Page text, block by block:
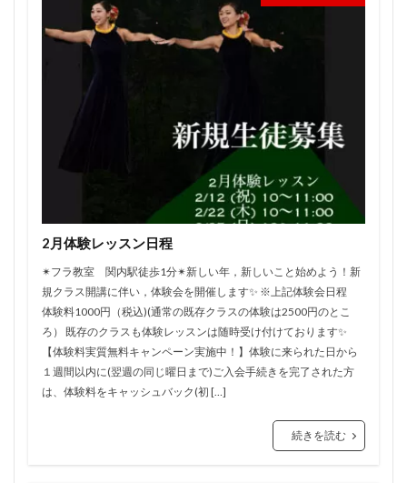
2月体験レッスン日程
✴︎フラ教室 関内駅徒歩1分✴︎新しい年，新しいこと始めよう！新
規クラス開講に伴い，体験会を開催します✨ ※上記体験会日程
体験料1000円（税込)(通常の既存クラスの体験は2500円のとこ
ろ） 既存のクラスも体験レッスンは随時受け付けております✨
【体験料実質無料キャンペーン実施中！】体験に来られた日から
１週間以内に(翌週の同じ曜日まで)ご入会手続きを完了された方
は、体験料をキャッシュバック(初 […]
続きを読む